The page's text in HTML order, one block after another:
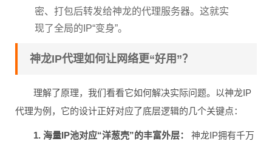
密、打包后转发给神龙的代理服务器。这就实
现了全局的IP“变身”。
神龙IP代理如何让网络更“好用”？
理解了原理，我们看看它如何解决实际问题。以神龙IP
代理为例，它的设计正好对应了底层逻辑的几个关键点：
1. 海量IP池对应“洋葱壳”的丰富外层： 神龙IP拥有千万